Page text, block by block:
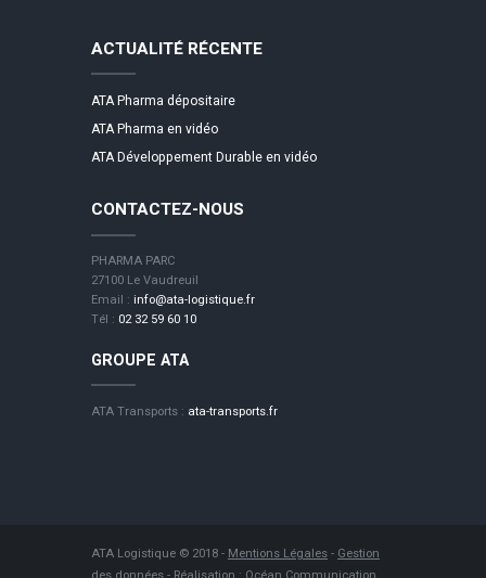
ACTUALITÉ RÉCENTE
ATA Pharma dépositaire
ATA Pharma en vidéo
ATA Développement Durable en vidéo
CONTACTEZ-NOUS
PHARMA PARC
27100 Le Vaudreuil
Email : info@ata-logistique.fr
Tél : 02 32 59 60 10
GROUPE ATA
ATA Transports : ata-transports.fr
ATA Logistique © 2018 -Mentions Légales-Gestion